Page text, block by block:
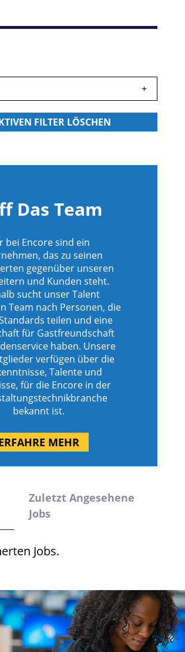
Das Team
bei Encore sind ein
das zu seinen
gegenüber unseren
und Kunden steht.
sucht unser Talent
Team nach Personen, die
teilen und eine
für Gastfreundschaft
haben. Unsere
verfügen über die
Talente und
für die Encore in der
bekannt ist.
MEHR
Zuletzt Angesehene
Jobs
Jobs.